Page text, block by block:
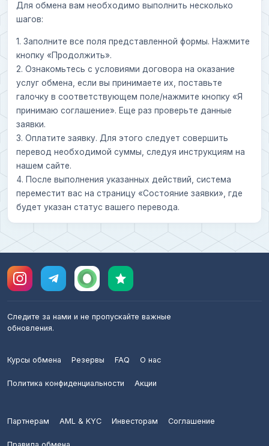
Для обмена вам необходимо выполнить несколько
шагов:
1. Заполните все поля представленной формы. Нажмите
кнопку «Продолжить».
2. Ознакомьтесь с условиями договора на оказание
услуг обмена, если вы принимаете их, поставьте
галочку в соответствующем поле/нажмите кнопку «Я
принимаю соглашение». Еще раз проверьте данные
заявки.
3. Оплатите заявку. Для этого следует совершить
перевод необходимой суммы, следуя инструкциям на
нашем сайте.
4. После выполнения указанных действий, система
переместит вас на страницу «Состояние заявки», где
будет указан статус вашего перевода.
Следите за нами и не пропускайте важные
обновления.
Курсы обмена Резервы FAQ О нас
Политика конфиденциальности Акции
Партнерам AML & KYC Инвесторам Соглашение